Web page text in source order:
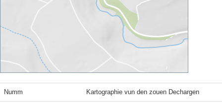
Numm Kartographie vun den zouen Dechargen